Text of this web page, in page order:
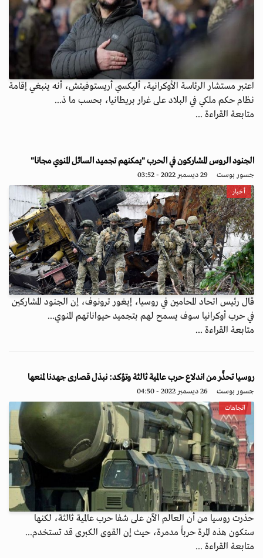
اعتبر مستشار الرئاسة الأوكرانية، أليكسي أريستوفيتش، أنه ينبغي إقامة
نظام حكم ملكي في البلاد على غرار بريطانيا، بحسب ما ذ...
متابعة القراءة ...
الجنود الروس المشاركون في الحرب "يمكنهم تجميد السائل المنوي مجانا"
جسور بوست 29 ديسمبر 2022 - 03:52
أخبار
قال رئيس اتحاد المحامين في روسيا، إيغور ترونوف، إن الجنود المشاركين
في حرب أوكرانيا سوف يسمح لهم بتجميد حيواناتهم المنوي...
متابعة القراءة ...
روسيا تحذِّر من اندلاع حرب عالمية ثالثة وتؤكد: نبذل قصارى جهدنا لمنعها
جسور بوست 26 ديسمبر 2022 - 04:50
اتجاهات
حذرت روسيا من أن العالم الآن على شفا حرب عالمية ثالثة، لكنها
ستكون هذه المرة حرباً مدمرة، حيث إن القوى الكبرى قد تستخدم...
متابعة القراءة ...